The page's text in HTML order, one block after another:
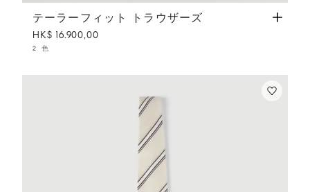
テーラーフィット トラウザーズ アントラサイト
テーラーフィット トラウザーズ
HK$ 16.900,00
2 色